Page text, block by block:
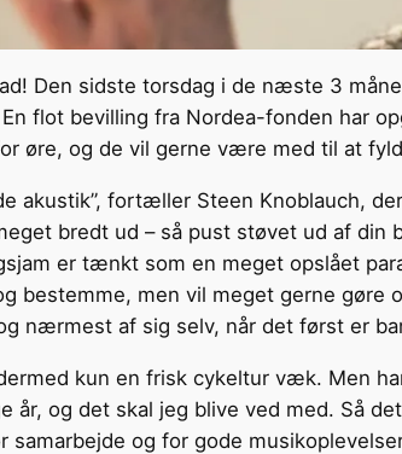
Den sidste torsdag i de næste 3
flot bevilling fra Nordea-fonden har
øre, og de vil gerne være med til at
akustik”, fortæller Steen Knoblauch,
bredt ud – så pust støvet ud af din
er tænkt som en meget opslået
bestemme, men vil meget gerne
nærmest af sig selv, når det først er
kun en frisk cykeltur væk. Men
år, og det skal jeg blive ved med. Så
og for gode